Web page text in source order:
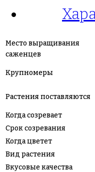
Место выращивания
саженцев
Крупномеры
Растения поставляются
Когда созревает
Срок созревания
Когда цветет
Вид растения
Вкусовые качества